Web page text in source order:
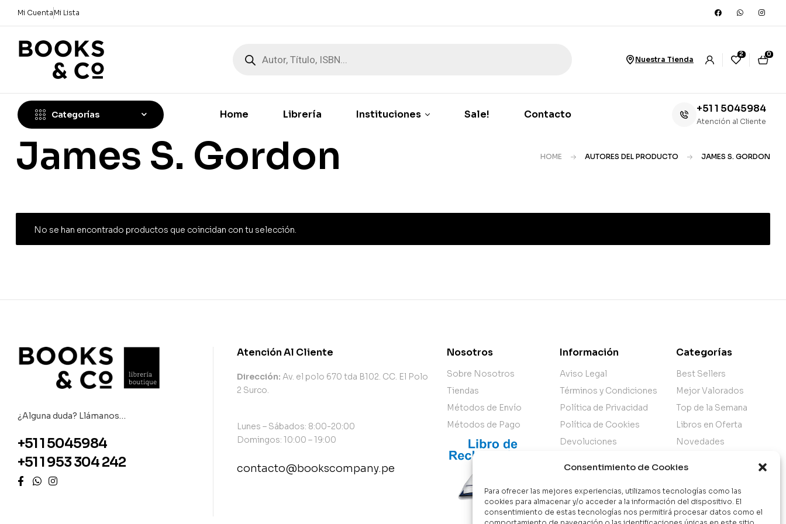
Consentimiento de Cookies
Para ofrecer las mejores experiencias, utilizamos tecnologías como las
cookies para almacenar y/o acceder a la información del dispositivo. El
consentimiento de estas tecnologías nos permitirá procesar datos como el
Mi Cuenta Mi Lista
Nuestra Tienda
2 0
Categorías Home Librería Instituciones Sale! Contacto +51 1 5045984
Atención al Cliente
James S. Gordon HOME AUTORES DEL PRODUCTO JAMES S. GORDON
No se han encontrado productos que coincidan con tu selección.
¿Alguna duda? Llámanos…
+51 1 5045984
+51 1 953 304 242
Atención Al Cliente
Dirección: Av. el polo 670 tda B102. CC. El Polo
2 Surco.
Lunes – Sábados: 8:00-20:00
Domingos: 10:00 – 19:00
contacto@bookscompany.pe
Nosotros
Sobre Nosotros
Tiendas
Métodos de Envío
Métodos de Pago
Información
Aviso Legal
Términos y Condiciones
Política de Privacidad
Política de Cookies
Devoluciones
Categorías
Best Sellers
Mejor Valorados
Top de la Semana
Libros en Oferta
Novedades